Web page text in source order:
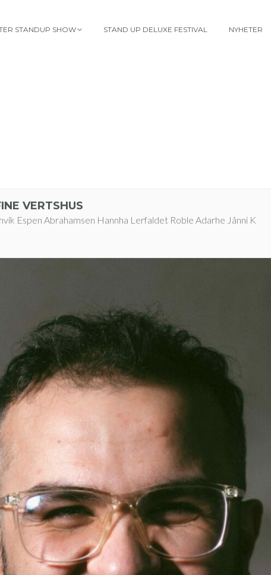
STANDUP SHOW STAND UP DELUXE FESTIVAL NYHETER
VERTSHUS
Espen Abrahamsen Hannha Lerfaldet Roble Adarhe Jånni K